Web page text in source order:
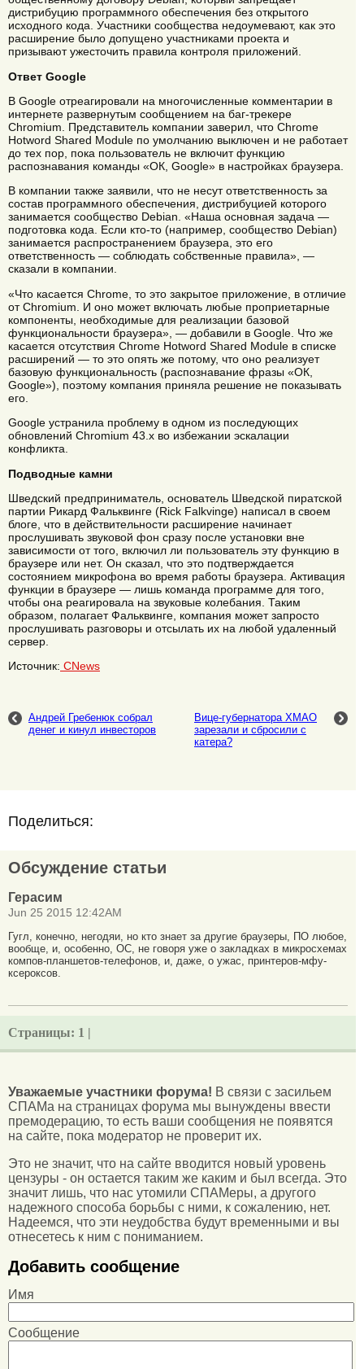
дистрибуцию программного обеспечения без открытого
исходного кода. Участники сообщества недоумевают, как это
расширение было допущено участниками проекта и
призывают ужесточить правила контроля приложений.
Ответ Google
В Google отреагировали на многочисленные комментарии в
интернете развернутым сообщением на баг-трекере
Chromium. Представитель компании заверил, что Chrome
Hotword Shared Module по умолчанию выключен и не работает
до тех пор, пока пользователь не включит функцию
распознавания команды «ОК, Google» в настройках браузера.
В компании также заявили, что не несут ответственность за
состав программного обеспечения, дистрибуцией которого
занимается сообщество Debian. «Наша основная задача —
подготовка кода. Если кто-то (например, сообщество Debian)
занимается распространением браузера, это его
ответственность — соблюдать собственные правила», —
сказали в компании.
«Что касается Chrome, то это закрытое приложение, в отличие
от Chromium. И оно может включать любые проприетарные
компоненты, необходимые для реализации базовой
функциональности браузера», — добавили в Google. Что же
касается отсутствия Chrome Hotword Shared Module в списке
расширений — то это опять же потому, что оно реализует
базовую функциональность (распознавание фразы «ОК,
Google»), поэтому компания приняла решение не показывать
его.
Google устранила проблему в одном из последующих
обновлений Chromium 43.x во избежании эскалации
конфликта.
Подводные камни
Шведский предприниматель, основатель Шведской пиратской
партии Рикард Фальквинге (Rick Falkvinge) написал в своем
блоге, что в действительности расширение начинает
прослушивать звуковой фон сразу после установки вне
зависимости от того, включил ли пользователь эту функцию в
браузере или нет. Он сказал, что это подтверждается
состоянием микрофона во время работы браузера. Активация
функции в браузере — лишь команда программе для того,
чтобы она реагировала на звуковые колебания. Таким
образом, полагает Фальквинге, компания может запросто
прослушивать разговоры и отсылать их на любой удаленный
сервер.
Источник: CNews
Андрей Гребенюк собрал
денег и кинул инвесторов
Вице-губернатора ХМАО
зарезали и сбросили с
катера?
Поделиться:
Обсуждение статьи
Герасим
Jun 25 2015 12:42AM
Гугл, конечно, негодяи, но кто знает за другие браузеры, ПО любое,
вообще, и, особенно, ОС, не говоря уже о закладках в микросхемах
компов-планшетов-телефонов, и, даже, о ужас, принтеров-мфу-
ксероксов.
Страницы: 1 |
Уважаемые участники форума! В связи с засильем
СПАМа на страницах форума мы вынуждены ввести
премодерацию, то есть ваши сообщения не появятся
на сайте, пока модератор не проверит их.
Это не значит, что на сайте вводится новый уровень
цензуры - он остается таким же каким и был всегда. Это
значит лишь, что нас утомили СПАМеры, а другого
надежного способа борьбы с ними, к сожалению, нет.
Надеемся, что эти неудобства будут временными и вы
отнесетесь к ним с пониманием.
Добавить сообщение
Имя
Сообщение